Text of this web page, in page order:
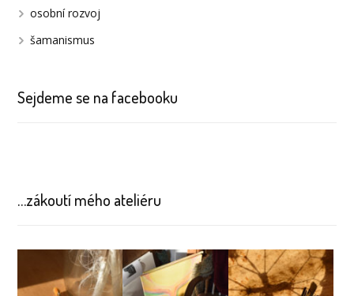
osobní rozvoj
šamanismus
Sejdeme se na facebooku
…zákoutí mého ateliéru